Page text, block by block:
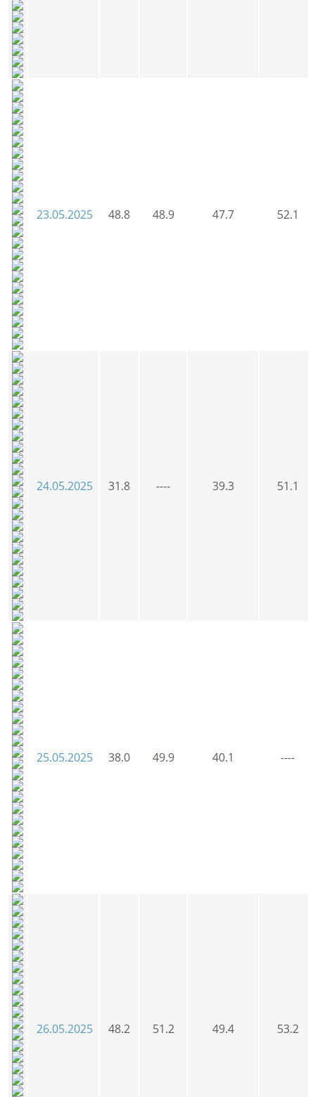
23.05.2025 48.8 48.9 47.7 52.1
24.05.2025 31.8 ---- 39.3 51.1
25.05.2025 38.0 49.9 40.1 ----
26.05.2025 48.2 51.2 49.4 53.2